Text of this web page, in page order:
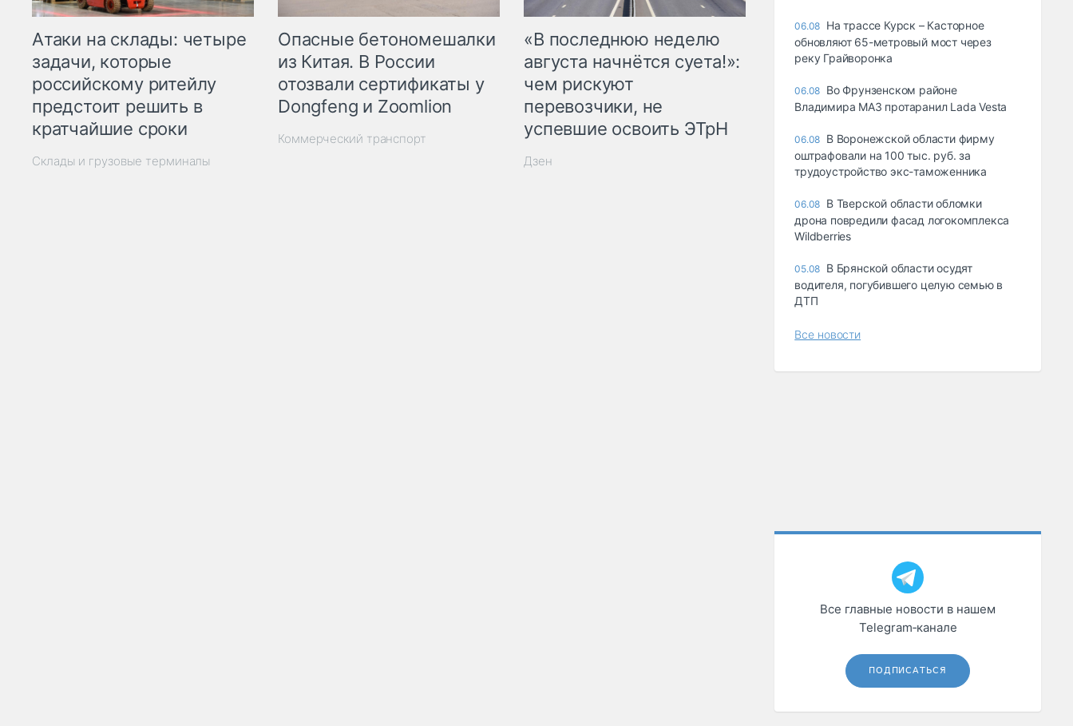
Атаки на склады: четыре
задачи, которые
российскому ритейлу
предстоит решить в
кратчайшие сроки
Склады и грузовые терминалы
Опасные бетономешалки
из Китая. В России
отозвали сертификаты у
Dongfeng и Zoomlion
Коммерческий транспорт
«В последнюю неделю
августа начнётся суета!»:
чем рискуют
перевозчики, не
успевшие освоить ЭТрН
Дзен
06.08 На трассе Курск – Касторное
обновляют 65-метровый мост через
реку Грайворонка
06.08 Во Фрунзенском районе
Владимира МАЗ протаранил Lada Vesta
06.08 В Воронежской области фирму
оштрафовали на 100 тыс. руб. за
трудоустройство экс-таможенника
06.08 В Тверской области обломки
дрона повредили фасад логокомплекса
Wildberries
05.08 В Брянской области осудят
водителя, погубившего целую семью в
ДТП
Все новости
Все главные новости в нашем
Telegram‑канале
ПОДПИСАТЬСЯ